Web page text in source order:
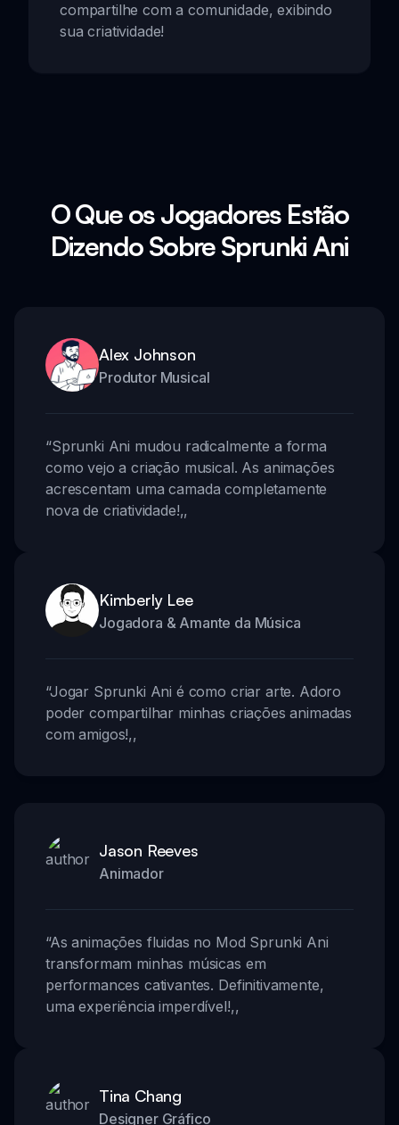
compartilhe com a comunidade, exibindo
sua criatividade!
O Que os Jogadores Estão
Dizendo Sobre Sprunki Ani
Alex Johnson
Produtor Musical
“Sprunki Ani mudou radicalmente a forma
como vejo a criação musical. As animações
acrescentam uma camada completamente
nova de criatividade!,,
Kimberly Lee
Jogadora & Amante da Música
“Jogar Sprunki Ani é como criar arte. Adoro
poder compartilhar minhas criações animadas
com amigos!,,
Jason Reeves
Animador
“As animações fluidas no Mod Sprunki Ani
transformam minhas músicas em
performances cativantes. Definitivamente,
uma experiência imperdível!,,
Tina Chang
Designer Gráfico